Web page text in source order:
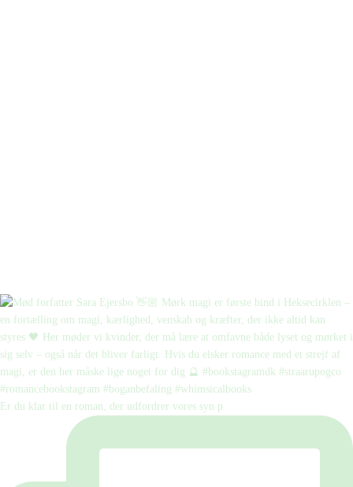
Er du klar til en roman, der udfordrer vores syn p